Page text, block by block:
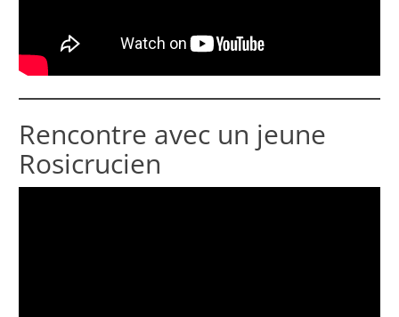
Rencontre avec un jeune
Rosicrucien